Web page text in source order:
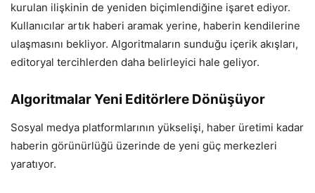
kurulan ilişkinin de yeniden biçimlendiğine işaret ediyor.
Kullanıcılar artık haberi aramak yerine, haberin kendilerine
ulaşmasını bekliyor. Algoritmaların sunduğu içerik akışları,
editoryal tercihlerden daha belirleyici hale geliyor.
Algoritmalar Yeni Editörlere Dönüşüyor
Sosyal medya platformlarının yükselişi, haber üretimi kadar
haberin görünürlüğü üzerinde de yeni güç merkezleri
yaratıyor.